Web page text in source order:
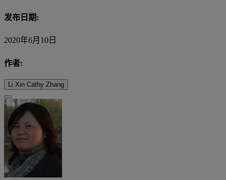
发布日期:
2020年6月10日
作者:
Li Xin Cathy Zhang